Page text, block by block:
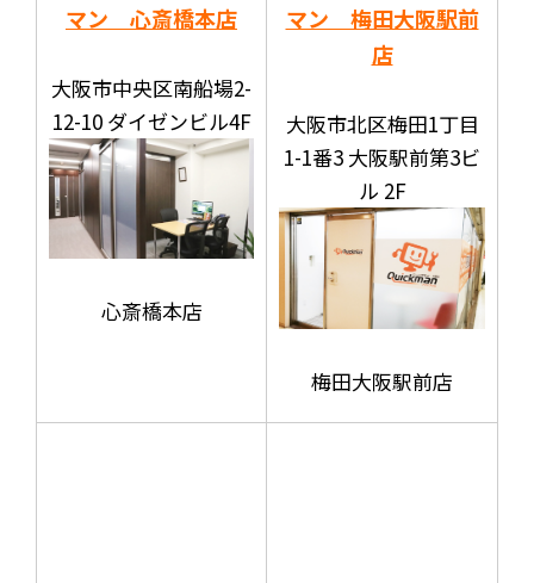
マン 心斎橋本店
大阪市中央区南船場2-
12-10 ダイゼンビル4F
心斎橋本店
マン 梅田大阪駅前
店
大阪市北区梅田1丁目
1-1番3 大阪駅前第3ビ
ル 2F
梅田大阪駅前店